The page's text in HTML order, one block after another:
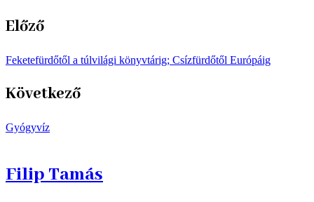
Előző
Feketefürdőtől a túlvilági könyvtárig; Csízfürdőtől Európáig
Következő
Gyógyvíz
Filip Tamás